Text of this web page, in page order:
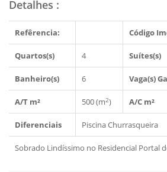
Detalhes :
Refêrencia: Código
Quartos(s) 4 Suítes(s)
Banheiro(s) 6 Vaga(s)
A/T m² 500 (m2) A/C m²
Diferenciais PiscinaChurrasqueira
Sobrado Lindíssimo no Residencial Portal